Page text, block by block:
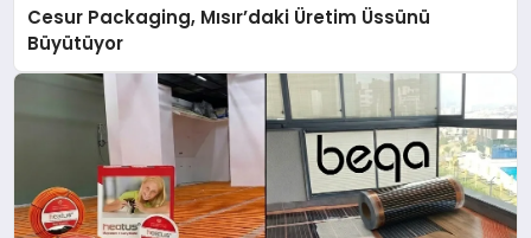
Cesur Packaging, Mısır’daki Üretim Üssünü
Büyütüyor